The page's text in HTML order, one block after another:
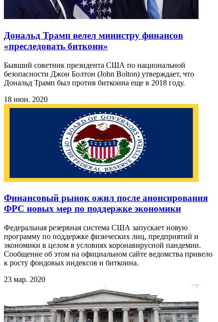
Дональд Трамп велел министру финансов
«преследовать биткоин»
Бывший советник президента США по национальной
безопасности Джон Болтон (John Bolton) утверждает, что
Дональд Трамп был против биткоина еще в 2018 году.
18 июн. 2020
Финансовый рынок ожил после анонсирования
ФРС новых мер по поддержке экономики
Федеральная резервная система США запускает новую
программу по поддержке физических лиц, предприятий и
экономики в целом в условиях коронавирусной пандемии.
Сообщение об этом на официальном сайте ведомства привело
к росту фондовых индексов и биткоина.
23 мар. 2020